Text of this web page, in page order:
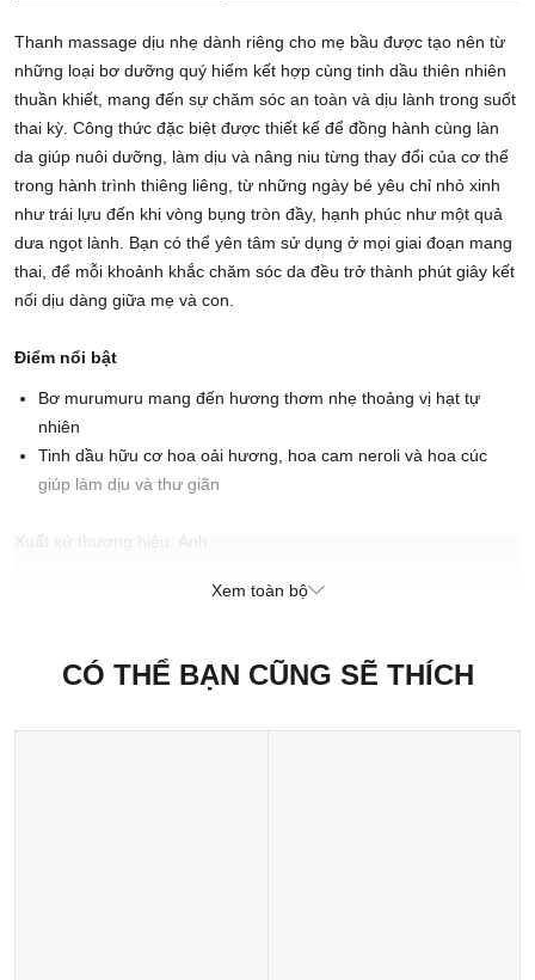
Thanh massage dịu nhẹ dành riêng cho mẹ bầu được tạo nên từ
những loại bơ dưỡng quý hiếm kết hợp cùng tinh dầu thiên nhiên
thuần khiết, mang đến sự chăm sóc an toàn và dịu lành trong suốt
thai kỳ. Công thức đặc biệt được thiết kế để đồng hành cùng làn
da giúp nuôi dưỡng, làm dịu và nâng niu từng thay đổi của cơ thể
trong hành trình thiêng liêng, từ những ngày bé yêu chỉ nhỏ xinh
như trái lựu đến khi vòng bụng tròn đầy, hạnh phúc như một quả
dưa ngọt lành. Bạn có thể yên tâm sử dụng ở mọi giai đoạn mang
thai, để mỗi khoảnh khắc chăm sóc da đều trở thành phút giây kết
nối dịu dàng giữa mẹ và con.
Điểm nổi bật
Bơ murumuru mang đến hương thơm nhẹ thoảng vị hạt tự
nhiên
Tinh dầu hữu cơ hoa oải hương, hoa cam neroli và hoa cúc
giúp làm dịu và thư giãn
Xuất xứ thương hiệu: Anh
Xem toàn bộ
CÓ THỂ BẠN CŨNG SẼ THÍCH